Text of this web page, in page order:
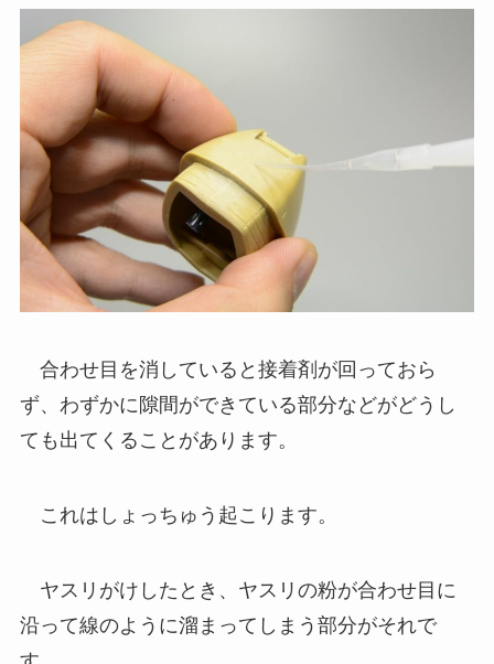
合わせ目を消していると接着剤が回っておら
ず、わずかに隙間ができている部分などがどうし
ても出てくることがあります。
これはしょっちゅう起こります。
ヤスリがけしたとき、ヤスリの粉が合わせ目に
沿って線のように溜まってしまう部分がそれで